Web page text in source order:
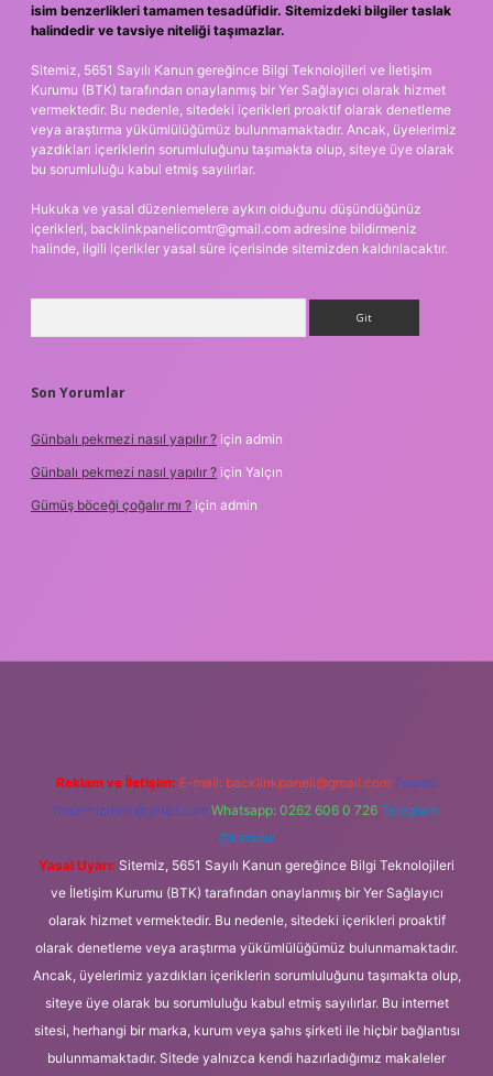
isim benzerlikleri tamamen tesadüfidir. Sitemizdeki bilgiler taslak
halindedir ve tavsiye niteliği taşımazlar.
Sitemiz, 5651 Sayılı Kanun gereğince Bilgi Teknolojileri ve İletişim
Kurumu (BTK) tarafından onaylanmış bir Yer Sağlayıcı olarak hizmet
vermektedir. Bu nedenle, sitedeki içerikleri proaktif olarak denetleme
veya araştırma yükümlülüğümüz bulunmamaktadır. Ancak, üyelerimiz
yazdıkları içeriklerin sorumluluğunu taşımakta olup, siteye üye olarak
bu sorumluluğu kabul etmiş sayılırlar.
Hukuka ve yasal düzenlemelere aykırı olduğunu düşündüğünüz
içerikleri, backlinkpanelicomtr@gmail.com adresine bildirmeniz
halinde, ilgili içerikler yasal süre içerisinde sitemizden kaldırılacaktır.
Son Yorumlar
Günbalı pekmezi nasıl yapılır ? için admin
Günbalı pekmezi nasıl yapılır ? için Yalçın
Gümüş böceği çoğalır mı ? için admin
Reklam ve İletişim: E-mail: backlinkpaneli@gmail.com Teams:
forumhizmeti@gmail.com Whatsapp: 0262 606 0 726 Telegram:
@karabul
Yasal Uyarı: Sitemiz, 5651 Sayılı Kanun gereğince Bilgi Teknolojileri
ve İletişim Kurumu (BTK) tarafından onaylanmış bir Yer Sağlayıcı
olarak hizmet vermektedir. Bu nedenle, sitedeki içerikleri proaktif
olarak denetleme veya araştırma yükümlülüğümüz bulunmamaktadır.
Ancak, üyelerimiz yazdıkları içeriklerin sorumluluğunu taşımakta olup,
siteye üye olarak bu sorumluluğu kabul etmiş sayılırlar. Bu internet
sitesi, herhangi bir marka, kurum veya şahıs şirketi ile hiçbir bağlantısı
bulunmamaktadır. Sitede yalnızca kendi hazırladığımız makaleler